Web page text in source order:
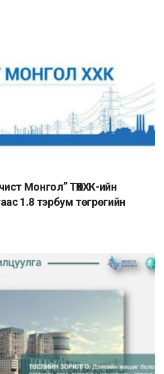
Монгол” ТӨХХК-ийн
1.8 тэрбум төгрөгийн